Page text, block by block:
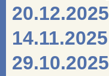
20.12.2025
14.11.2025
29.10.2025